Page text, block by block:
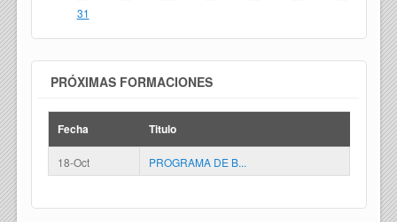
31
PRÓXIMAS FORMACIONES
Fecha Titulo
18-Oct PROGRAMA DE B...